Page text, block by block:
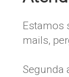
Estamos
mails,
​Segunda